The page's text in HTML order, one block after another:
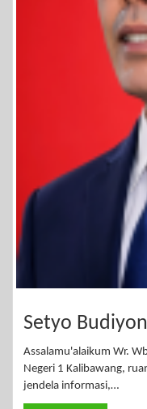
Setyo
Assalamu'alaikum Wr.
Negeri 1 Kalibawang,
jendela informasi,…